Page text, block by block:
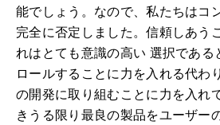
能でしょう。なので、私たちはコ
完全に否定しました。信頼しあう
れはとても意識の高い 選択である
ロールすることに力を入れる代わ
の開発に取り組むことに力を入れ
きうる限り最良の製品をユーザー